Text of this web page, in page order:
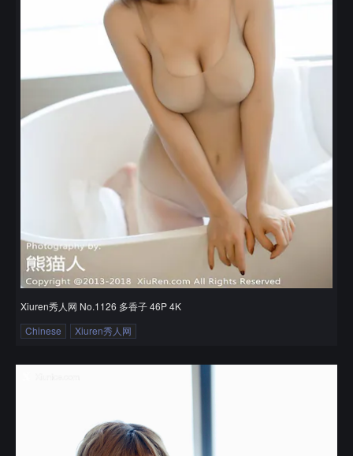
Xiuren秀人网 No.1126 多香子 46P 4K
Chinese
Xiuren秀人网